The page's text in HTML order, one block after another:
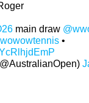
main draw
•